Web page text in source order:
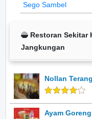
Sego Sambel
Restoran Sekitar
Jangkungan
Nollan
Ayam